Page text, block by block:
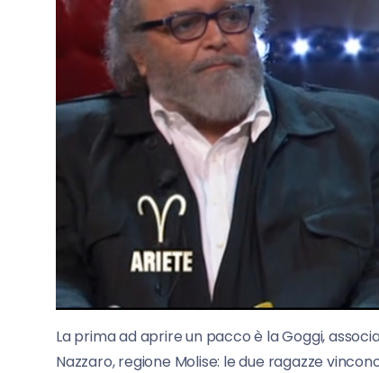
La prima ad aprire un pacco è la Goggi,
Nazzaro, regione Molise: le due ragazze